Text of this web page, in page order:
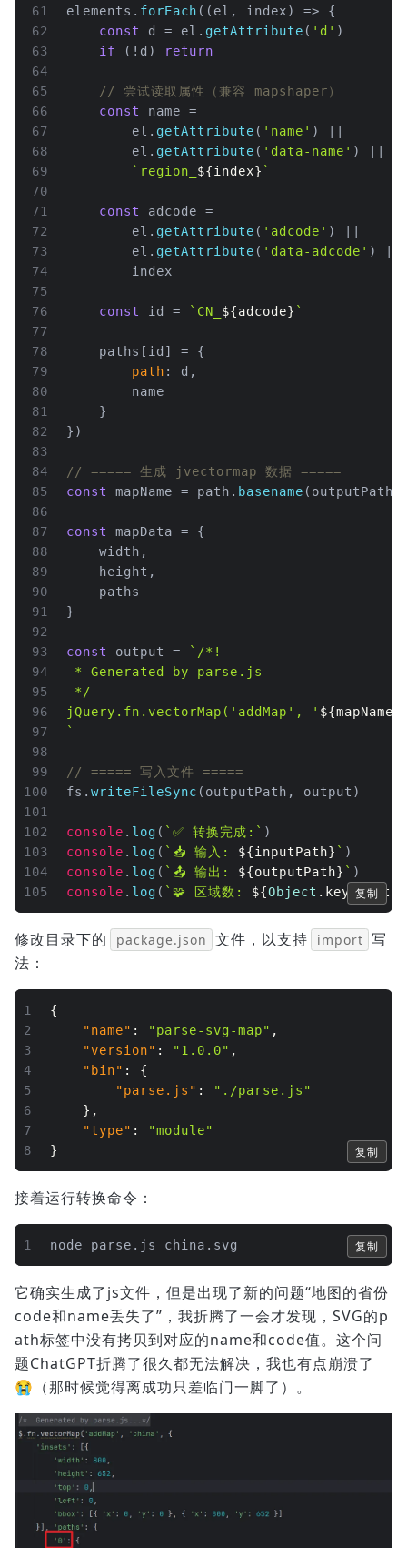
61
62
63
64
65
66
67
68
69
70
71
72
73
74
75
76
77
78
79
80
81
82
83
84
85
86
87
88
89
90
91
92
93
94
95
96
97
98
99
100
101
102
103
104
105
elements. forEach ( ( el, index) => {
const
d = el. getAttribute ( 'd' )
if (!d) return
// 尝试读取属性（兼容 mapshaper）
const
name =
        el.
getAttribute ( 'name' ) ||
        el.
getAttribute ( 'data-name' ) ||
`region_ ${index} `
const
adcode =
        el.
getAttribute ( 'adcode' ) ||
        el.
getAttribute ( 'data-adcode' ) ||
        index
const id = `CN_ ${adcode} `
    paths[id] = {
path : d,
        name
    }
})
// ===== 生成 jvectormap 数据 =====
const
mapName = path. basename
const
mapData = {
    width,
    height,
    paths
}
const output =
`/*!
* Generated by parse.js
*/
jQuery.fn.vectorMap('addMap', ' ${mapName}
`
// ===== 写入文件 =====
fs. writeFileSync (outputPath, output)
console . log ( `✅ 转换完成:` )
console . log ( `📥 输入: ${inputPath} ` )
console . log ( `📤 输出: ${outputPath} ` )
console . log ( `🧩 区域数: ${Object 复制
修改目录下的 package.json 文件，以支持 import 写
法：
1
2
3
4
5
6
7
8
{
"name" : "parse-svg-map" ,
"version" : "1.0.0" ,
"bin" :
{
"parse.js" :
"./parse.js"
} ,
"type" :
"module"
}
复制
接着运行转换命令：
1 node parse.js china.svg 复制
它确实生成了js文件，但是出现了新的问题“地图的省份
code和name丢失了”，我折腾了一会才发现，SVG的p
ath标签中没有拷贝到对应的name和code值。这个问
题ChatGPT折腾了很久都无法解决，我也有点崩溃了
😭（那时候觉得离成功只差临门一脚了）。